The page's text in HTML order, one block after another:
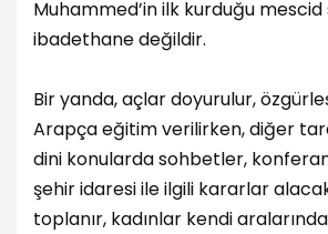
Muhammed’in ilk kurduğu
ibadethane değildir.
Bir yanda, açlar doyurulur,
Arapça eğitim verilirken, diğer
dini konularda sohbetler,
şehir idaresi ile ilgili kararlar
toplanır, kadınlar kendi